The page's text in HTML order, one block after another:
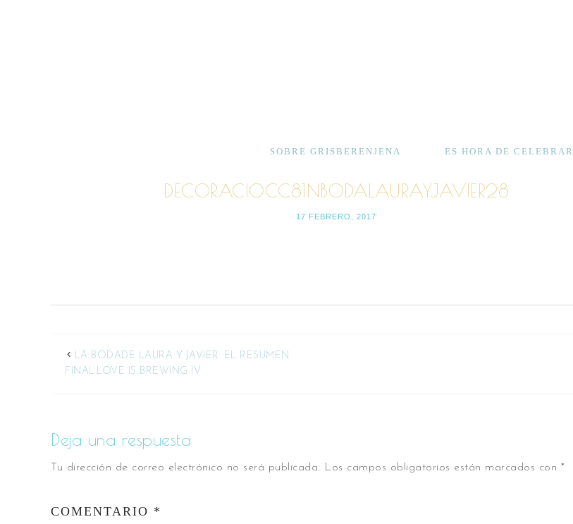
SOBRE GRISBERENJENA ES HORA DE CELEBRAR
DECORACIOCC81NBODALAURAYJAVIER28
17 FEBRERO, 2017
LA BODADE LAURA Y JAVIER. EL RESUMEN
FINAL.LOVE IS BREWING IV
Deja una respuesta
Tu dirección de correo electrónico no será publicada. Los campos obligatorios están marcados con *
COMENTARIO *